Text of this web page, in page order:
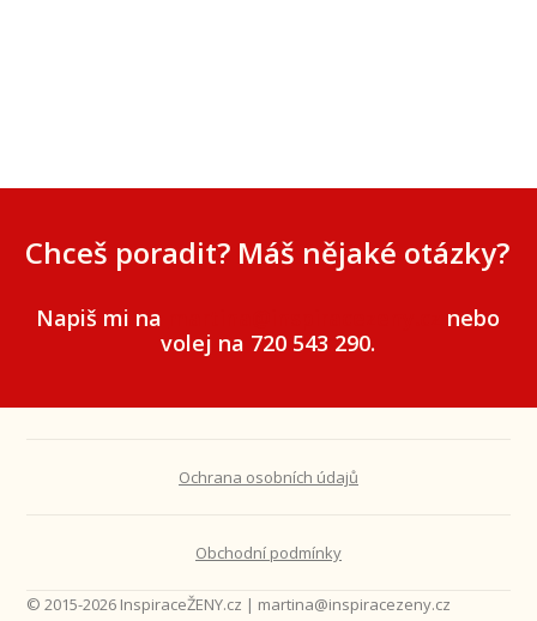
Chceš poradit? Máš nějaké otázky?
Napiš mi na
nebo
volej na 720 543 290.
Ochrana osobních údajů
Obchodní podmínky
© 2015-2026 InspiraceŽENY.cz | martina@inspiracezeny.cz